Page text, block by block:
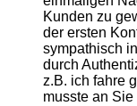
Kunden zu
der ersten
sympathisch
durch
z.B. ich fahre
musste an Sie